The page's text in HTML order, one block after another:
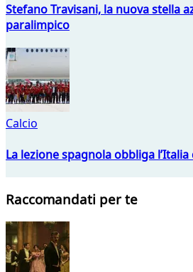
Stefano Travisani, la nuova stella
paralimpico
Calcio
La lezione spagnola obbliga
Raccomandati per te